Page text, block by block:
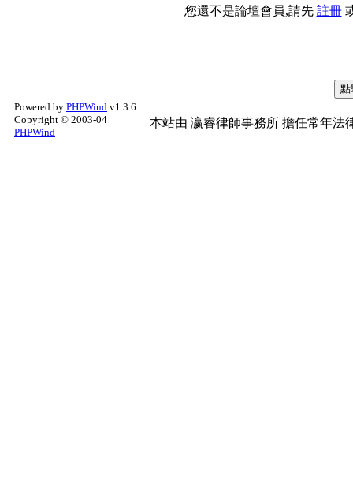
您還不是論壇會員,請先 註冊
Powered by PHPWind v1.3.6
Copyright © 2003-04
PHPWind
本站由 瀛睿律師事務所 擔任常年法